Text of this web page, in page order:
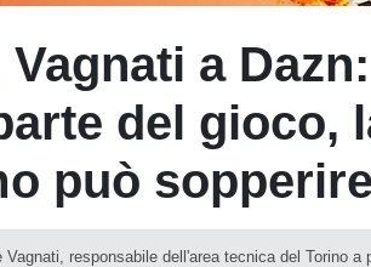
a
del gioco,
può
Vagnati, responsabile dell'area tecnica del Torino